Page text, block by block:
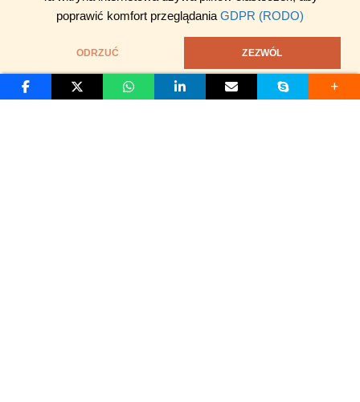
poprawić komfort przeglądania GDPR (RODO)
ODRZUĆ ZEZWÓL